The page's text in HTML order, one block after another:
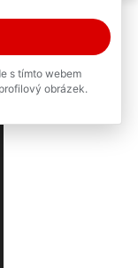
s tímto webem
obrázek.